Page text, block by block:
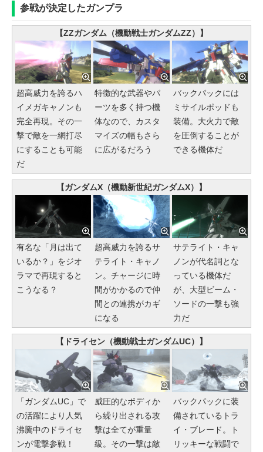
参戦が決定したガンプラ
【ZZガンダム（機動戦士ガンダムZZ）】
超高威力を誇るハ
イメガキャノンも
完全再現。その一
撃で敵を一網打尽
にすることも可能
だ
特徴的な武器やパ
ーツを多く持つ機
体なので、カスタ
マイズの幅もさら
に広がるだろう
バックパックには
ミサイルポッドも
装備。大火力で敵
を圧倒することが
できる機体だ
【ガンダムX（機動新世紀ガンダムX）】
有名な「月は出て
いるか？」をジオ
ラマで再現すると
こうなる？
超高威力を誇るサ
テライト・キャノ
ン。チャージに時
間がかかるので仲
間との連携がカギ
になる
サテライト・キャ
ノンが代名詞とな
っている機体だ
が、大型ビーム・
ソードの一撃も強
力だ
【ドライセン（機動戦士ガンダムUC）】
「ガンダムUC」で
の活躍により人気
沸騰中のドライセ
ンが電撃参戦！
威圧的なボディか
ら繰り出される攻
撃は全てが重量
級。その一撃は敵
バックパックに装
備されているトラ
イ・ブレード。ト
リッキーな戦闘で